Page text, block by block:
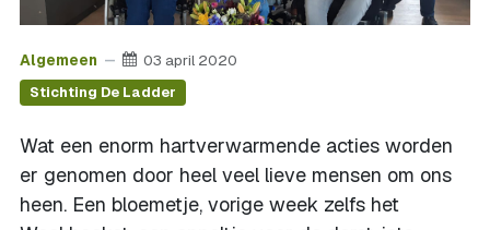
Algemeen 03 april 2020
Stichting De Ladder
Wat een enorm hartverwarmende acties worden
er genomen door heel veel lieve mensen om ons
heen. Een bloemetje, vorige week zelfs het